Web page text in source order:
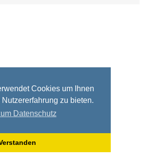
Cookies um Ihnen
zu bieten.
Datenschutz